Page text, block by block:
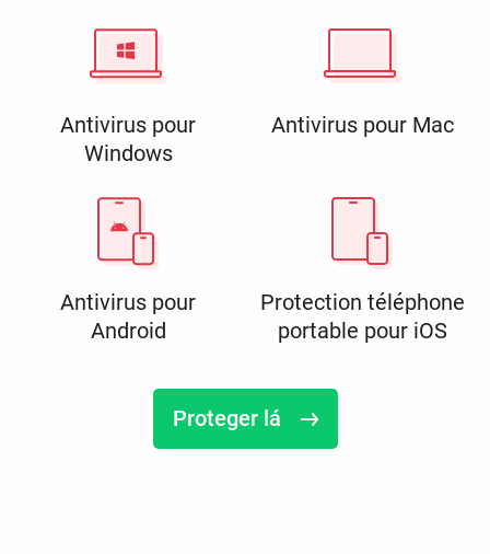
Antivirus pour
Windows
Antivirus pour Mac
Antivirus pour
Android
Protection téléphone
portable pour iOS
Proteger lá